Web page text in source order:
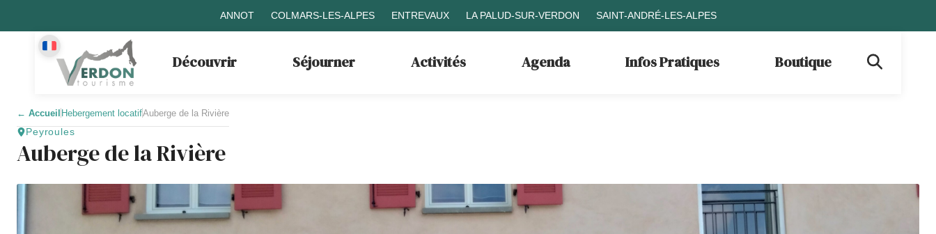
ANNOT COLMARS-LES-ALPES ENTREVAUX LA PALUD-SUR-VERDON SAINT-ANDRÉ-LES-ALPES
Découvrir Séjourner Activités Agenda Infos Pratiques Boutique
← Accueil Hebergement locatifAuberge de la Rivière
Peyroules
Auberge de la Rivière